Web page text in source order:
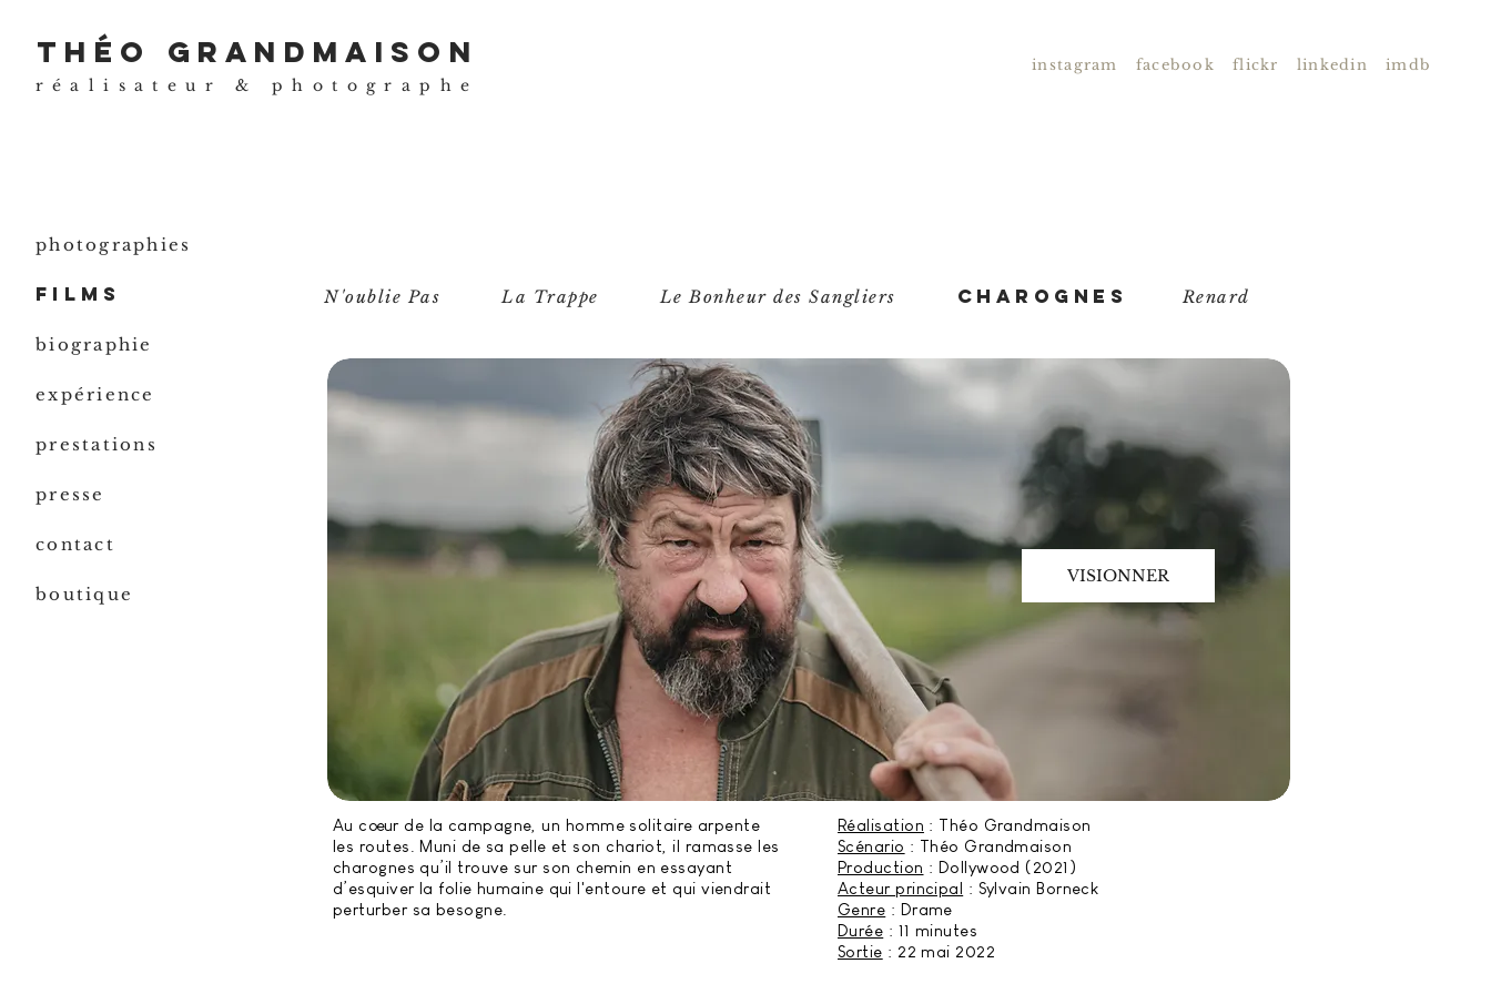
théo grandmaison instagram facebook flickr linkedin imdb
réalisateur & photographe
N'oublie Pas La Trappe Le Bonheur des Sangliers Charognes Renard
VISIONNER
photographies
films
biographie
expérience
prestations
presse
contact
boutique
Au coeur de la campagne, un homme solitaire arpente
les routes. Muni de sa pelle et son chariot, il ramasse les
charognes qu’il trouve sur son chemin en essayant
d’esquiver la folie humaine qui l'entoure et qui viendrait
perturber sa besogne.
Réalisation : Théo Grandmaison
Scénario : Théo Grandmaison
Production : Dollywood (2021)
Acteur principal : Sylvain Borneck
Genre : Drame
Durée : 11 minutes
Sortie : 22 mai 2022